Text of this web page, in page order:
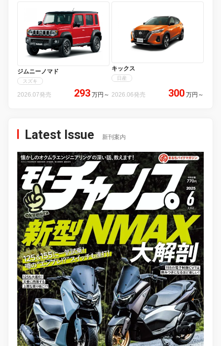
ジムニーノマド
スズキ
2026.07発売 293 万円 ～
キックス
日産
2026.06発売 300 万円 ～
Latest Issue 新刊案内